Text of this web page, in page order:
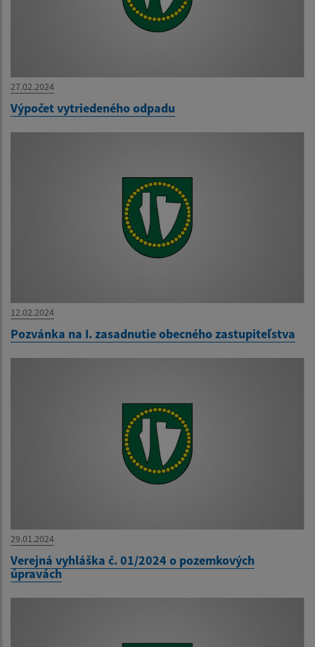
27.02.2024
Výpočet vytriedeného odpadu
12.02.2024
Pozvánka na I. zasadnutie obecného zastupiteľstva
29.01.2024
Verejná vyhláška č. 01/2024 o pozemkových
úpravách